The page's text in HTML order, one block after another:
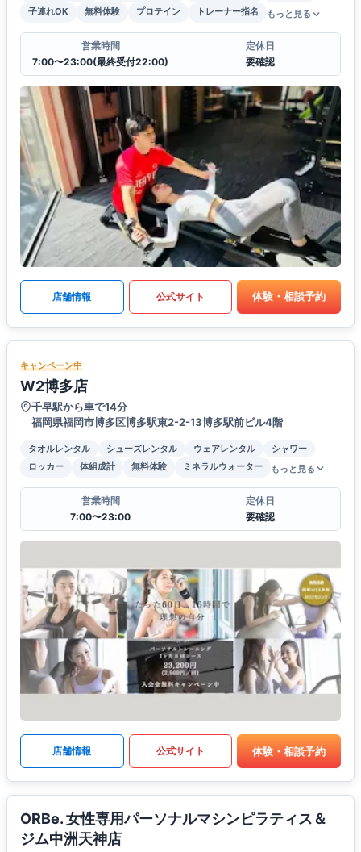
子連れOK 無料体験 プロテイン トレーナー指名 もっと見る
営業時間
7:00〜23:00(最終受付22:00)
定休日
要確認
店舗情報 公式サイト 体験・相談予約
キャンペーン中
W2博多店
千早駅から車で14分
福岡県福岡市博多区博多駅東2-2-13博多駅前ビル4階
タオルレンタル シューズレンタル ウェアレンタル
シャワー
ロッカー
体組成計 無料体験 ミネラルウォーター もっと見る
営業時間
7:00〜23:00
定休日
要確認
店舗情報 公式サイト 体験・相談予約
ORBe. 女性専用パーソナルマシンピラティス＆
ジム中洲天神店